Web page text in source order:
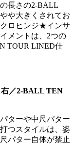
長さの2-BALL
や大きくされてお
ロヒンジ★インサ
メントは、2つの
TOUR LINED仕
／2-BALL TEN
ターや中尺パター
つスタイルは、姿
パター自体が禁止